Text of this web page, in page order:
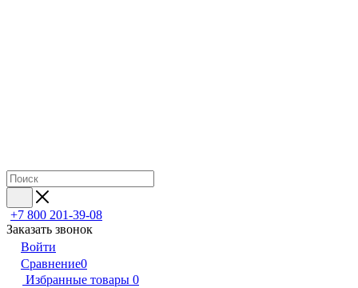
+7 800 201-39-08
Заказать звонок
Войти
Сравнение0
Избранные товары 0